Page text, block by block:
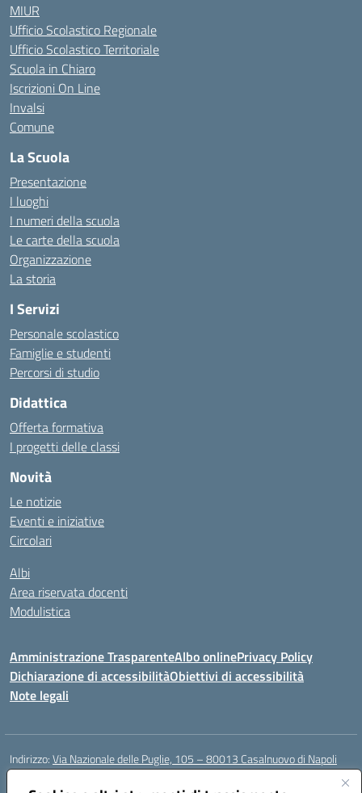
MIUR
Ufficio Scolastico Regionale
Ufficio Scolastico Territoriale
Scuola in Chiaro
Iscrizioni On Line
Invalsi
Comune
La Scuola
Presentazione
I luoghi
I numeri della scuola
Le carte della scuola
Organizzazione
La storia
I Servizi
Personale scolastico
Famiglie e studenti
Percorsi di studio
Didattica
Offerta formativa
I progetti delle classi
Novità
Le notizie
Eventi e iniziative
Circolari
Albi
Area riservata docenti
Modulistica
Amministrazione TrasparenteAlbo onlinePrivacy Policy
Dichiarazione di accessibilitàObiettivi di accessibilità
Note legali
Indirizzo:Via Nazionale delle Puglie, 105 – 80013 Casalnuovo di Napoli
Centralino: